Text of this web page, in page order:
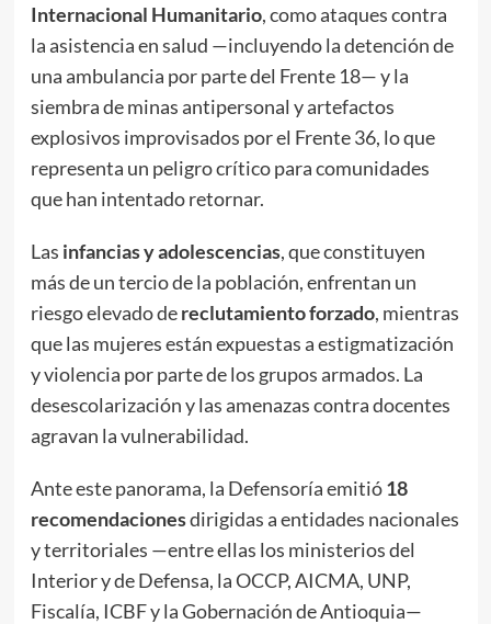
Internacional Humanitario, como ataques contra
la asistencia en salud —incluyendo la detención de
una ambulancia por parte del Frente 18— y la
siembra de minas antipersonal y artefactos
explosivos improvisados por el Frente 36, lo que
representa un peligro crítico para comunidades
que han intentado retornar.
Las infancias y adolescencias, que constituyen
más de un tercio de la población, enfrentan un
riesgo elevado dereclutamiento forzado, mientras
que las mujeres están expuestas a estigmatización
y violencia por parte de los grupos armados. La
desescolarización y las amenazas contra docentes
agravan la vulnerabilidad.
Ante este panorama, la Defensoría emitió18
recomendacionesdirigidas a entidades nacionales
y territoriales —entre ellas los ministerios del
Interior y de Defensa, la OCCP, AICMA, UNP,
Fiscalía, ICBF y la Gobernación de Antioquia—